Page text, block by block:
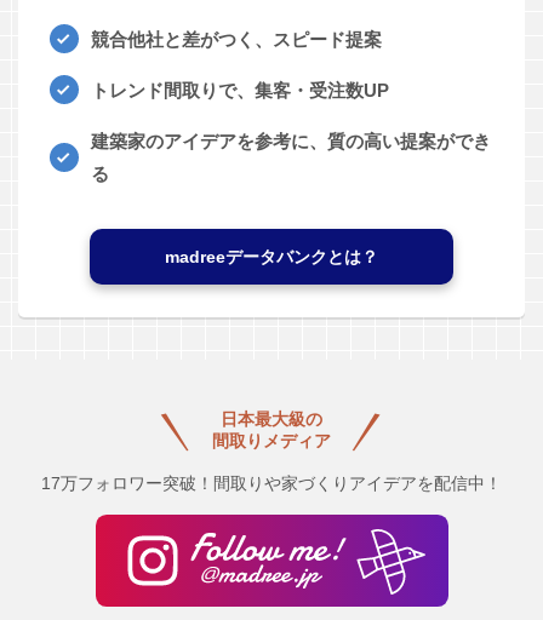
競合他社と差がつく、スピード提案
トレンド間取りで、集客・受注数UP
建築家のアイデアを参考に、質の高い提案ができ
る
madreeデータバンクとは？
日本最大級の
間取りメディア
17万フォロワー突破！間取りや家づくりアイデアを配信中！